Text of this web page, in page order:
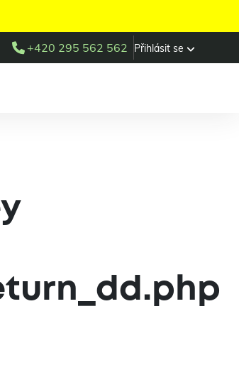
+420 295 562 562 Přihlásit se